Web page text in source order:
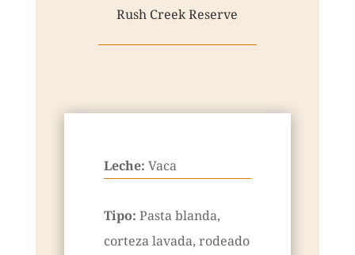
Rush Creek Reserve
Leche: Vaca
Tipo: Pasta blanda,
corteza lavada, rodeado